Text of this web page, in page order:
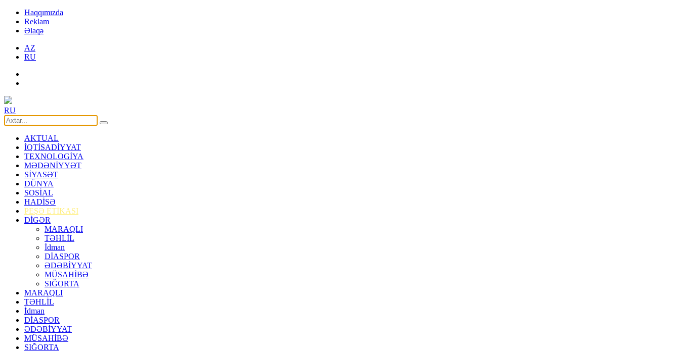
Haqqımızda
Reklam
Əlaqə
AZ
RU
RU
AKTUAL
İQTİSADİYYAT
TEXNOLOGİYA
MƏDƏNİYYƏT
SİYASƏT
DÜNYA
SOSİAL
HADİSƏ
PEŞƏ ETİKASI
DİGƏR
MARAQLI
TƏHLİL
İdman
DİASPOR
ƏDƏBİYYAT
MÜSAHİBƏ
SIĞORTA
MARAQLI
TƏHLİL
İdman
DİASPOR
ƏDƏBİYYAT
MÜSAHİBƏ
SIĞORTA